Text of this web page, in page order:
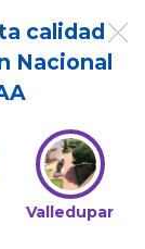
calidad
Nacional
Valledupar